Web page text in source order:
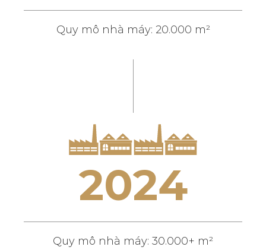
Quy mô nhà máy: 20.000 m²
2024
Quy mô nhà máy: 30.000+ m²